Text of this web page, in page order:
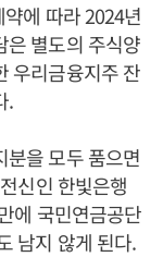
에 따라 2024년
은 별도의 주식양
우리금융지주 잔
.
분을 모두 품으면
신인 한빛은행
에 국민연금공단
남지 않게 된다.